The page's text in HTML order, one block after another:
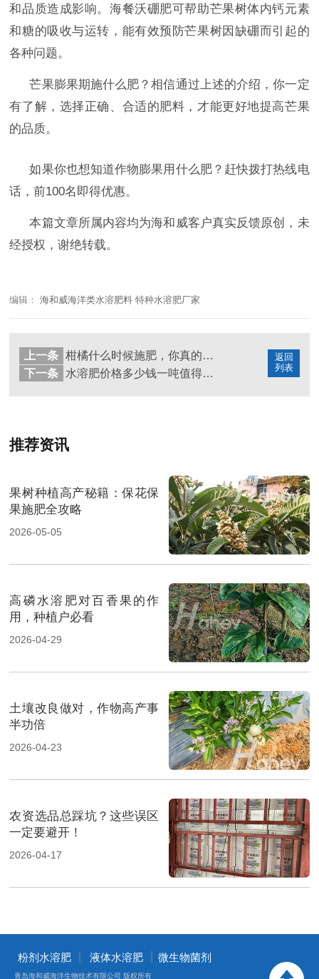
和品质造成影响。海餐沃硼肥可帮助芒果树体内钙元素
和糖的吸收与运转，能有效预防芒果树因缺硼而引起的
各种问题。
芒果膨果期施什么肥？相信通过上述的介绍，你一定
有了解，选择正确、合适的肥料，才能更好地提高芒果
的品质。
如果你也想知道作物膨果用什么肥？ 赶快拨打热线电
话，前100名即得优惠。
本篇文章所属内容均为海和威客户真实反馈原创，未
经授权，谢绝转载。
编辑：海和威海洋类水溶肥料 特种水溶肥厂家
返回
列表
上一条
柑橘什么时候施肥，你真的了解吗？
下一条
水溶肥价格多少钱一吨值得购买
推荐资讯
果树种植高产秘籍：保花保
果施肥全攻略
2026-05-05
高磷水溶肥对百香果的作
用，种植户必看
2026-04-29
土壤改良做对，作物高产事
半功倍
2026-04-23
农资选品总踩坑？这些误区
一定要避开！
2026-04-17
粉剂水溶肥 液体水溶肥 丨微生物菌剂
青岛海和威海洋生物技术有限公司 版权所有